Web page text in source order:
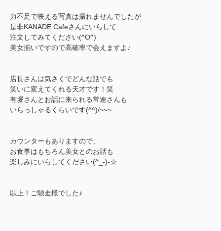
力不足で映える写真は撮れませんでしたが
是非KANADE Cafeさんにいらして
注文してみてください(^O^)
美女揃いですので高確率で会えますよ♪
店長さんは気さくでどんな話でも
笑いに変えてくれる天才です！笑
有堀さんとお話に来られる常連さんも
いらっしゃるくらいです(^^)/~~~
カウンターもありますので、
お食事はもちろん美女とのお話も
楽しみにいらしてください(^_-)-☆
以上！ご馳走様でした♪